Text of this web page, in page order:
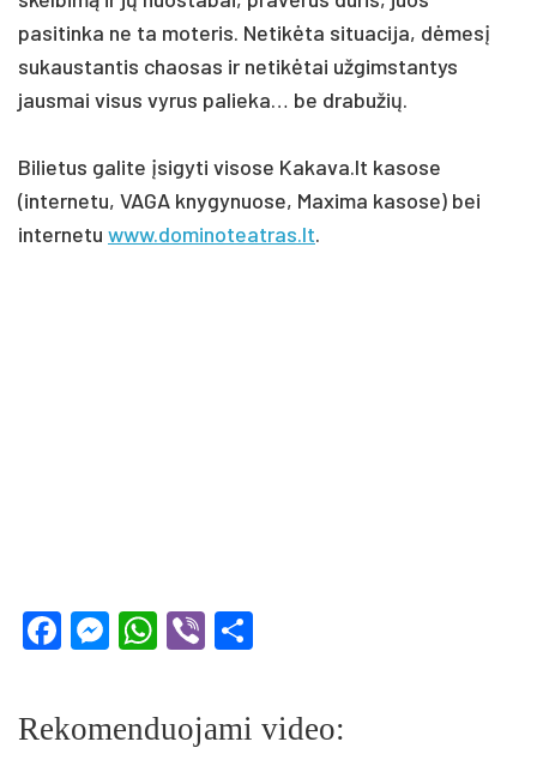
pasitinka ne ta moteris. Netikėta situacija, dėmesį
sukaustantis chaosas ir netikėtai užgimstantys
jausmai visus vyrus palieka… be drabužių.
Bilietus galite įsigyti visose Kakava.lt kasose
(internetu, VAGA knygynuose, Maxima kasose) bei
internetu www.dominoteatras.lt.
Facebook
Messenger
WhatsApp
Viber
Rekomenduojami video: